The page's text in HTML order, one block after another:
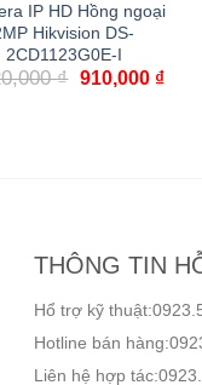
IP HD Hồng ngoại
Hikvision DS-
2CD1123G0E-I
₫ 910,000 ₫
THÔNG TIN
Hổ trợ kỹ
Hotline bán
Liên hệ hợp